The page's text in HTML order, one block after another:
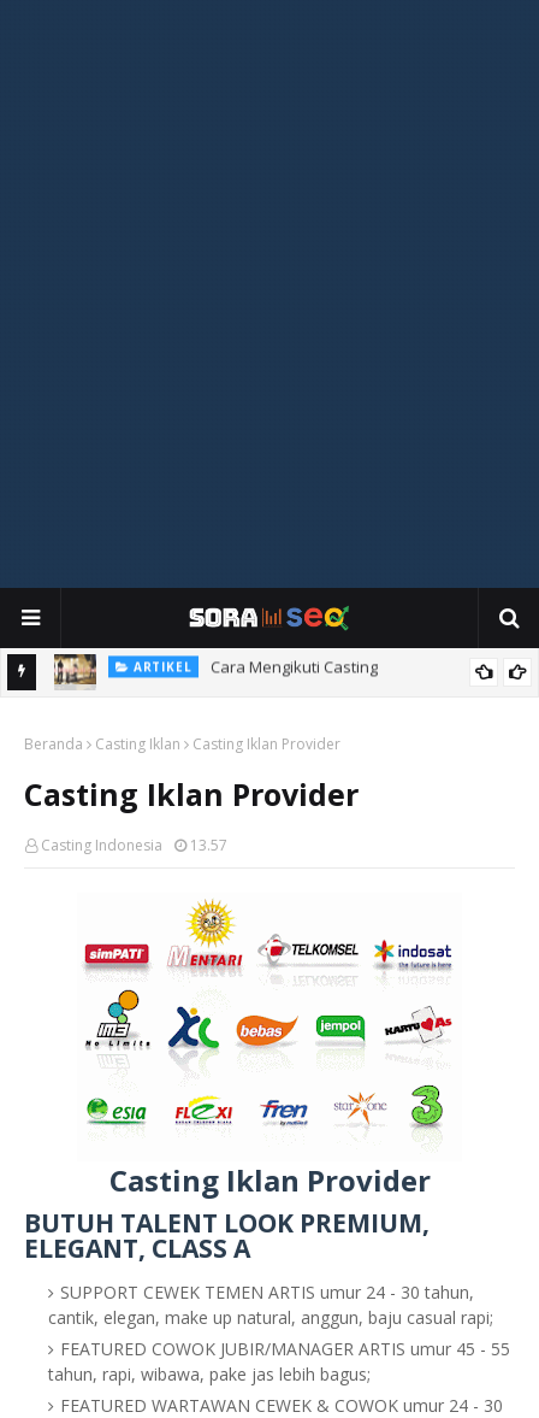
ARTIKEL Cara Menjadi Artis
Beranda Casting Iklan Casting Iklan Provider
Casting Iklan Provider
Casting Indonesia 13.57
Casting Iklan Provider
BUTUH TALENT LOOK PREMIUM,
ELEGANT, CLASS A
SUPPORT CEWEK TEMEN ARTIS umur 24 - 30 tahun,
cantik, elegan, make up natural, anggun, baju casual rapi;
FEATURED COWOK JUBIR/MANAGER ARTIS umur 45 - 55
tahun, rapi, wibawa, pake jas lebih bagus;
FEATURED WARTAWAN CEWEK & COWOK umur 24 - 30